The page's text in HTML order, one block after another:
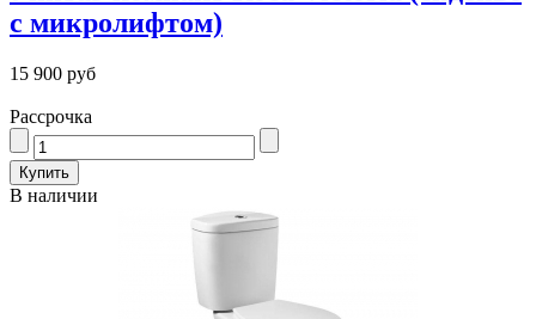
с микролифтом)
15 900 руб
Рассрочка
В наличии